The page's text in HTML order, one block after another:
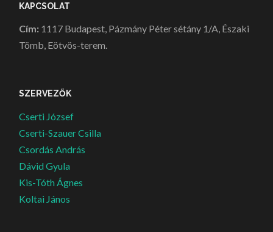
KAPCSOLAT
Cím: 1117 Budapest, Pázmány Péter sétány 1/A, Északi
Tömb, Eötvös-terem.
SZERVEZŐK
Cserti József
Cserti-Szauer Csilla
Csordás András
Dávid Gyula
Kis-Tóth Ágnes
Koltai János